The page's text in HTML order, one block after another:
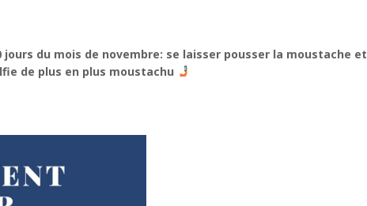
jours du mois de novembre: se laisser pousser la moustache et
de plus en plus moustachu